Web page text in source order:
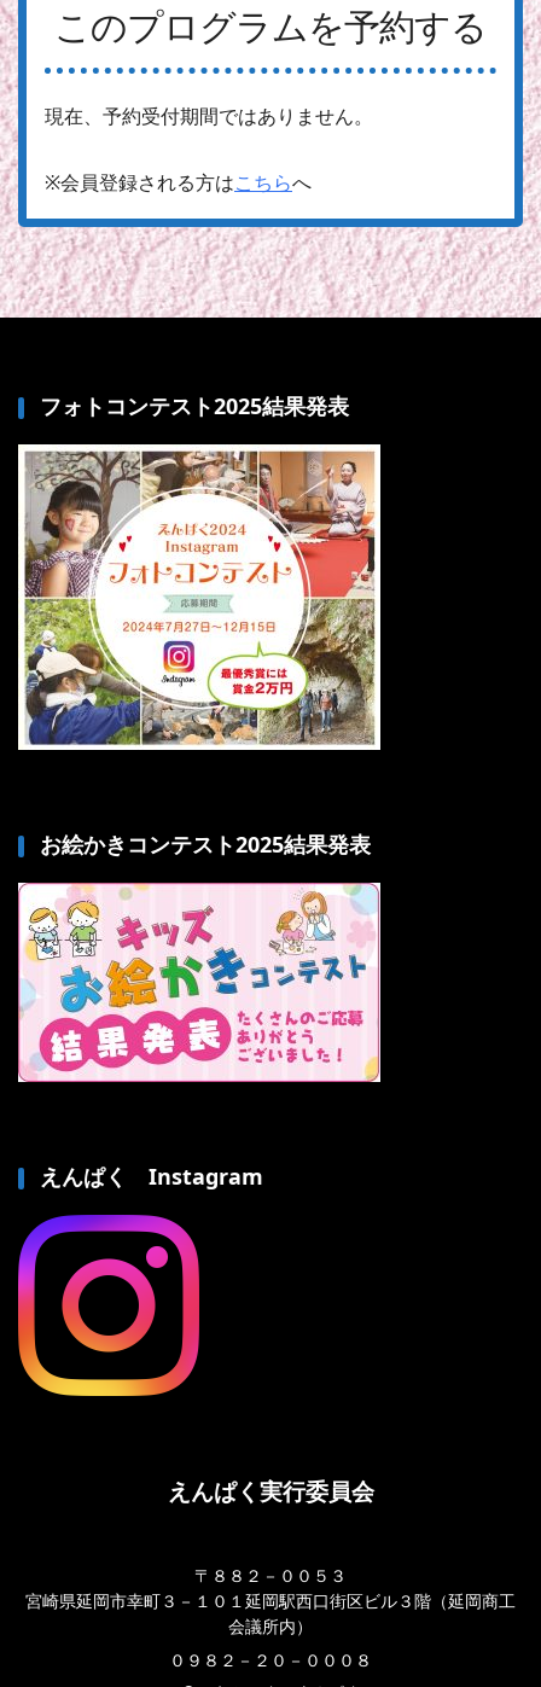
このプログラムを予約する
現在、予約受付期間ではありません。
※会員登録される方はこちらへ
フォトコンテスト2025結果発表
お絵かきコンテスト2025結果発表
えんぱく Instagram
えんぱく実行委員会
〒８８２－００５３
宮崎県延岡市幸町３－１０１延岡駅西口街区ビル３階（延岡商工
会議所内）
０９８２－２０－０００８